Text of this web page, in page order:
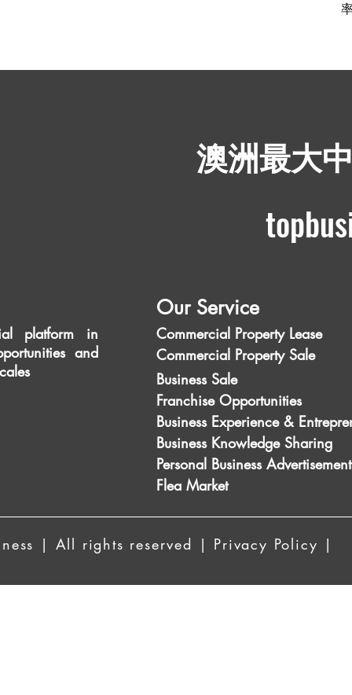
澳洲最大
platform in
and
Our Service
Commercial Property Lease
Commercial Property Sale
Business Sale
Franchise Opportunities
Business Experience &
Business Knowledge Sharing
Personal Business
Flea Market
| All rights reserved | Privacy Policy |